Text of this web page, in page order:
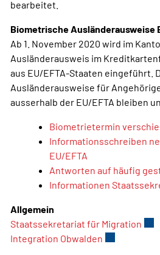
bearbeitet.
Biometrische Ausländerausweise
Ab 1. November 2020 wird im
Ausländerausweis im
aus EU/EFTA-Staaten eingeführt.
Ausländerausweise für
ausserhalb der EU/EFTA bleiben
Biometrietermin
Informationsschreiben
EU/EFTA
Antworten auf häufig
Informationen
Allgemein
Staatssekretariat für Migration
Integration Obwalden